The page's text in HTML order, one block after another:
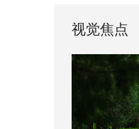
视觉焦点